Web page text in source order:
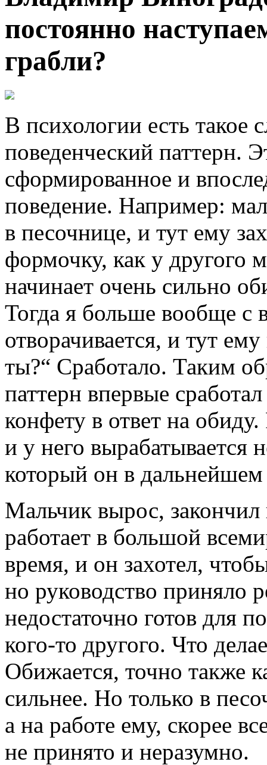
постоянно
грабли?
В психологии есть такое
поведенческий паттерн.
сформированное и
поведение. Например:
в песочнице, и тут ему
формочку, как у другого
начинает очень сильно
Тогда я больше вообще с
отворачивается, и тут
ты?“ Сработало. Таким
паттерн впервые
конфету в ответ на
и у него вырабатывается
который он в
Мальчик вырос,
работает в большой
время, и он захотел,
но руководство приняло
недостаточно готов для
кого-то другого. Что
Обижается, точно также
сильнее. Но только в
а на работе ему, скорее
не принято и неразумно.